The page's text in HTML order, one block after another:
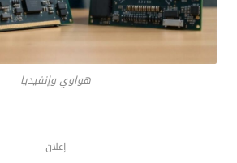
هواوي وإنفيديا
إعلان